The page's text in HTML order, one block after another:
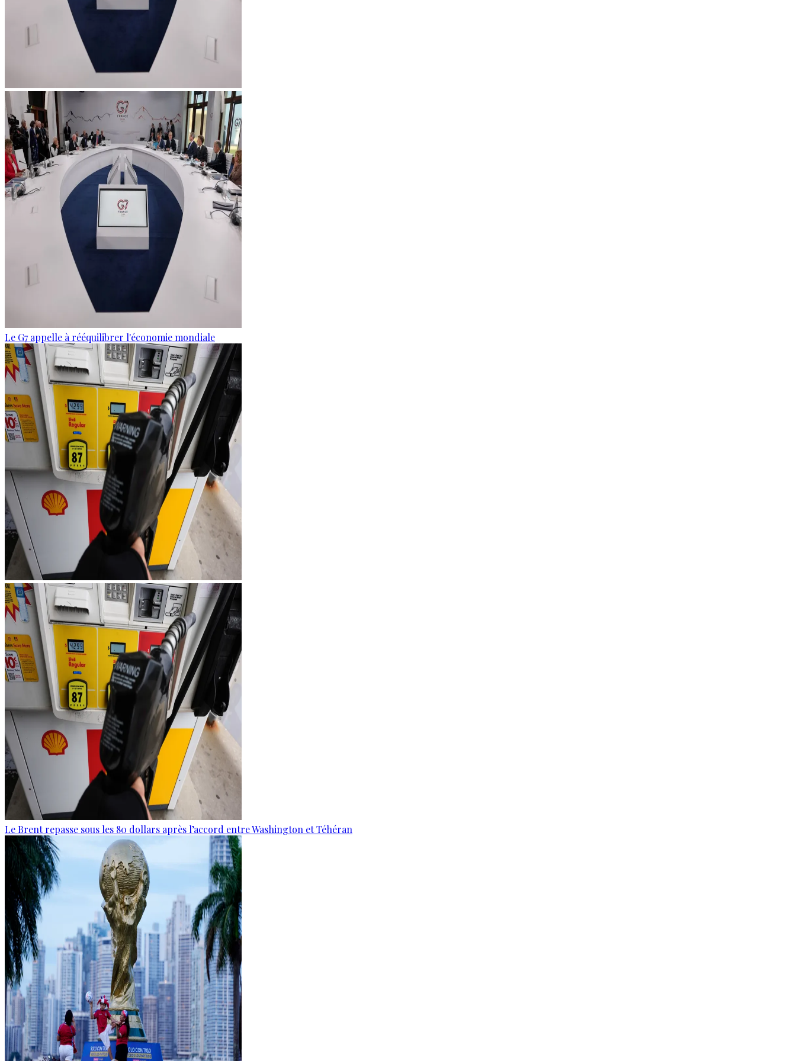
Le G7 appelle à rééquilibrer l'économie mondiale
Le Brent repasse sous les 80 dollars après l’accord entre Washington et Téhéran